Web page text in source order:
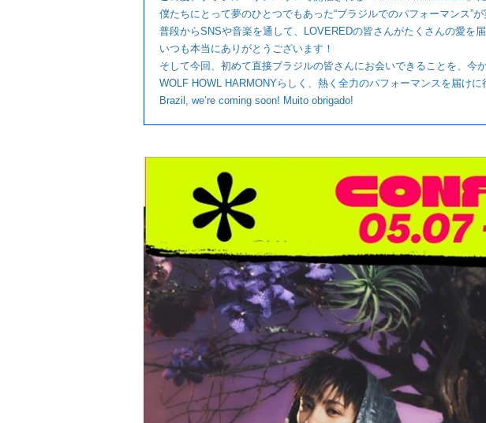
僕たちにとって夢のひとつでもあった“ブラジルでのパフォーマンス”
普段からSNSや音楽を通して、LOVEREDの皆さんがたくさんの愛を
いつも本当にありがとうございます！
そして今回、初めて直接ブラジルの皆さんにお会いできることを、今
WOLF HOWL HARMONYらしく、熱く全力のパフォーマンスを届け
Brazil, we’re coming soon! Muito obrigado!